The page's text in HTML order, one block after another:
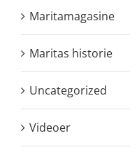
Maritamagasine
Maritas historie
Uncategorized
Videoer